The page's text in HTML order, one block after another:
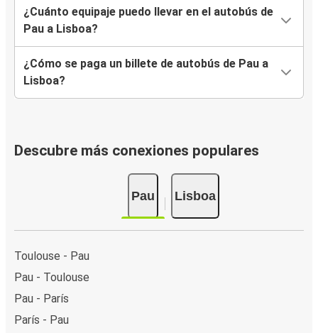
¿Cuánto equipaje puedo llevar en el autobús de
Pau a Lisboa?
¿Cómo se paga un billete de autobús de Pau a
Lisboa?
Descubre más conexiones populares
Pau Lisboa
Toulouse - Pau
Pau - Toulouse
Pau - París
París - Pau